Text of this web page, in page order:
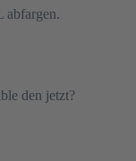
abfargen.
den jetzt?